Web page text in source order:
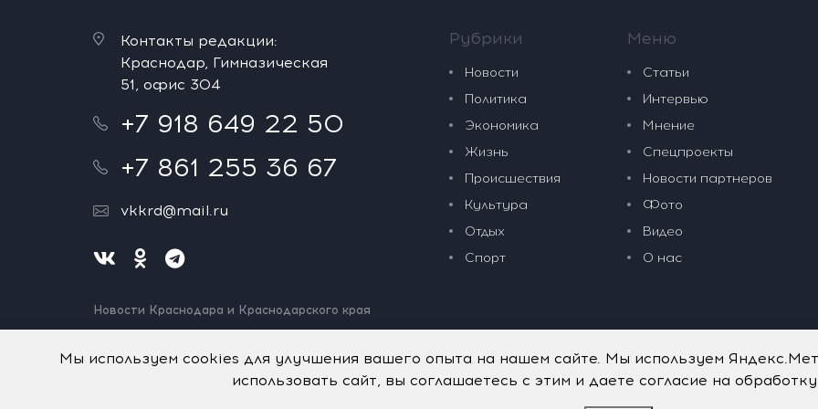
Контакты редакции:
Краснодар, Гимназическая
51, офис 304
+7 918 649 22 50
+7 861 255 36 67
vkkrd@mail.ru
Новости Краснодара и Краснодарского края
Нашли ошибку? Выделите и нажмите Ctrl+Enter.
Рубрики
Новости
Политика
Экономика
Жизнь
Происшествия
Культура
Отдых
Спорт
Меню
Статьи
Интервью
Мнение
Спецпроекты
Новости партнеров
Фото
Видео
О нас
Мы используем cookies для улучшения вашего опыта на нашем сайте. Мы используем
использовать сайт, вы соглашаетесь с этим и даете согласие на